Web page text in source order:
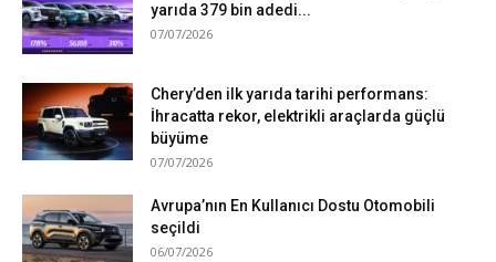
yarıda 379 bin adedi...
07/07/2026
Chery’den ilk yarıda tarihi performans:
İhracatta rekor, elektrikli araçlarda güçlü
büyüme
07/07/2026
Avrupa’nın En Kullanıcı Dostu Otomobili
seçildi
06/07/2026